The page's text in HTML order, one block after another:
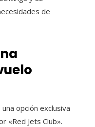
de
opción exclusiva
«Red Jets Club».